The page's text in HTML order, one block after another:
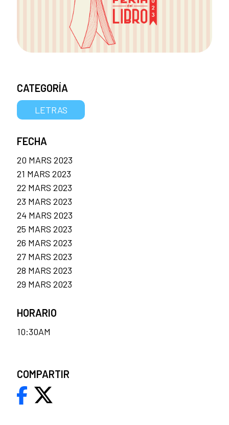
CATEGORÍA
LETRAS
FECHA
20 MARS 2023
21 MARS 2023
22 MARS 2023
23 MARS 2023
24 MARS 2023
25 MARS 2023
26 MARS 2023
27 MARS 2023
28 MARS 2023
29 MARS 2023
HORARIO
10:30AM
COMPARTIR